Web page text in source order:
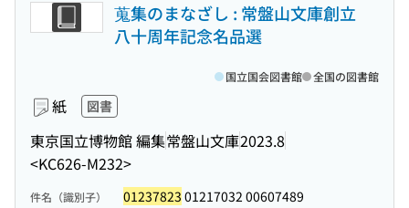
蒐集のまなざし : 常盤山文庫創立
八十周年記念名品選
紙 図書
東京国立博物館 編集常盤山文庫2023.8
<KC626-M232>
国立国会図書館 全国の図書館
件名（識別子） 01237823 01217032 00607489